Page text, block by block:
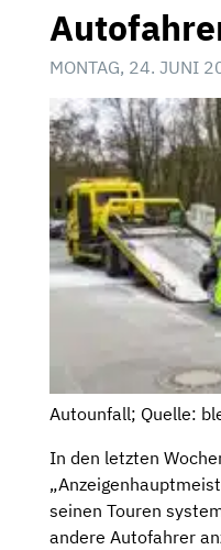
MONTAG, 24. JUNI
Autounfall; Quelle:
In den letzten
seinen Touren
andere Autofahrer